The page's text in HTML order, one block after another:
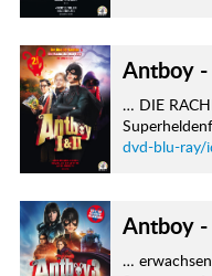
Antboy
… DIE
dvd-blu-
Antboy -
…